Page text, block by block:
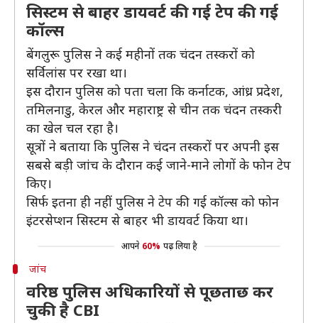
सिस्टम से बाहर डायवर्ट की गई टेप की गई
कॉल्स
बेंगलुरू पुलिस ने कई महीनों तक चंदन तस्करों को
सर्विलांस पर रखा था।
इस दौरान पुलिस को पता चला कि कर्नाटक, आंध्र प्रदेश,
तमिलनाडु, केरल और महाराष्ट्र से चीन तक चंदन तस्करी
का खेल चल रहा है।
सूत्रों ने बताया कि पुलिस ने चंदन तस्करों पर अपनी इस
सबसे बड़ी जांच के दौरान कई जाने-माने लोगों के फोन टेप
किए।
सिर्फ इतना ही नहीं पुलिस ने टेप की गई कॉल्स को फोन
इंटरसेप्शन सिस्टम से बाहर भी डायवर्ट किया था।
आपने 60% पढ़ लिया है
जांच
वरिष्ठ पुलिस अधिकारियों से पूछताछ कर
चुकी है CBI